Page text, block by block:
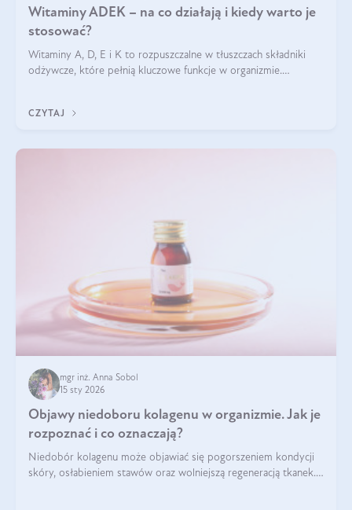
Witaminy ADEK – na co działają i kiedy warto je
stosować?
Witaminy A, D, E i K to rozpuszczalne w tłuszczach składniki
odżywcze, które pełnią kluczowe funkcje w organizmie.
CZYTAJ
mgr inż. Anna Sobol
15 sty 2026
Objawy niedoboru kolagenu w organizmie. Jak je
rozpoznać i co oznaczają?
Niedobór kolagenu może objawiać się pogorszeniem kondycji
skóry, osłabieniem stawów oraz wolniejszą regeneracją tkanek.